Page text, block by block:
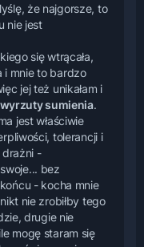
że najgorsze, to
nie jest
się wtrącała,
i mnie to bardzo
jej też unikałam i
wyrzuty sumienia.
jest właściwie
tolerancji i
drażni -
bez
- kocha mnie
nie zrobiłby tego
drugie nie
mogę staram się